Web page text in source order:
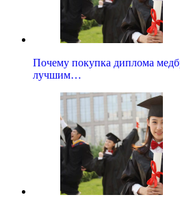
Почему покупка диплома
лучшим…